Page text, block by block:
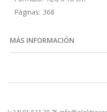
Páginas: 368
MÁS INFORMACIÓN